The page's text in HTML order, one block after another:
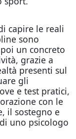
capire le reali
sono
un concreto
grazie a
presenti sul
gli
e test pratici,
con le
il sostegno e
uno psicologo